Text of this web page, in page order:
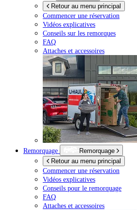
Retour au menu principal
Commencer une réservation
Vidéos explicatives
Conseils sur les remorques
FAQ
Attaches et accessoires
Remorquage
Remorquage
Retour au menu principal
Commencer une réservation
Vidéos explicatives
Conseils pour le remorquage
FAQ
Attaches et accessoires